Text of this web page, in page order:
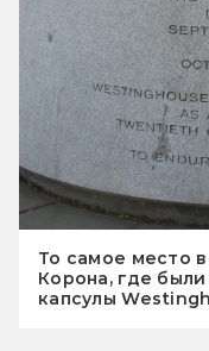
То самое место
Корона, где были
капсулы